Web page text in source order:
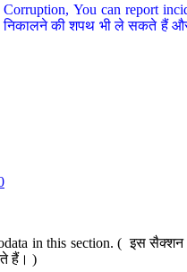
You can report
की शपथ भी ले सकते हैं
in this section. ( इस सैक्शन
हैं। )